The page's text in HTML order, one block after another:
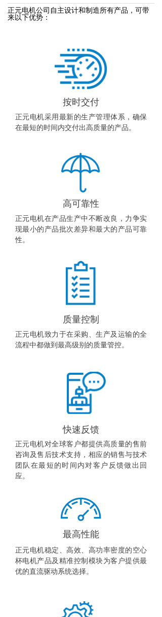
正元电机对全球客户都提供高质量的售前
咨询及售后技术支持，相应的销售与技术
团队在最短的时间内对客户反馈做出回
应。
快速反馈
正元电机稳定、高效、高功率密度的空心
杯电机产品及精准控制模块为客户提供最
优的直流驱动系统选择。
最高性能
正元电机致力于在采购、生产及运输的全
流程中都做到最高级别的质量管控。
质量控制
按时交付
正元电机采用最新的生产管理体系，确保
在最短的时间内交付出高质量的产品。
正元电机在产品生产中不断改良，力争实
现最小的产品批次差异和最大的产品可靠
性。
高可靠性
正元电机公司自主设计和制造所有产品，可带
来以下优势：